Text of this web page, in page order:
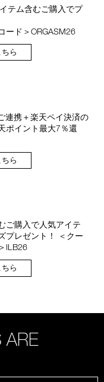
テム含むご購入でプ
ード＞ORGASM26
ら
連携＋楽天ペイ決済の
ポイント最大7％還
ら
ご購入で人気アイテ
プレゼント！ ＜クー
ILB26
ら
ARE